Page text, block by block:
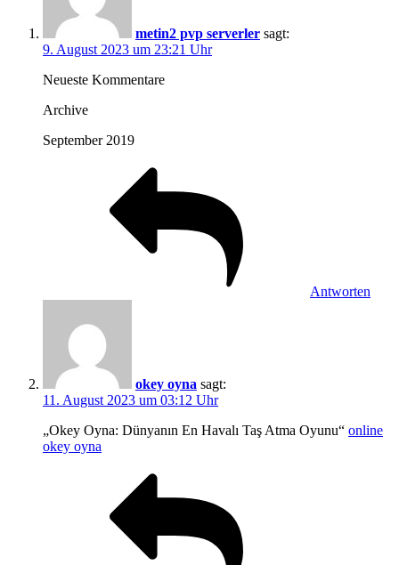
metin2 pvp serverler sagt:
9. August 2023 um 23:21 Uhr
Neueste Kommentare
Archive
September 2019
Antworten
okey oyna sagt:
11. August 2023 um 03:12 Uhr
„Okey Oyna: Dünyanın En Havalı Taş Atma Oyunu“ online
okey oyna